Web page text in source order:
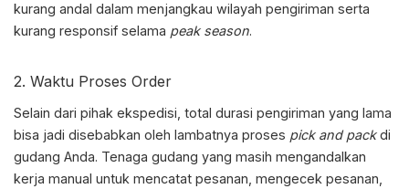
kurang andal dalam menjangkau wilayah pengiriman serta
kurang responsif selama peak season.
2. Waktu Proses Order
Selain dari pihak ekspedisi, total durasi pengiriman yang lama
bisa jadi disebabkan oleh lambatnya proses pick and packdi
gudang Anda. Tenaga gudang yang masih mengandalkan
kerja manual untuk mencatat pesanan, mengecek pesanan,